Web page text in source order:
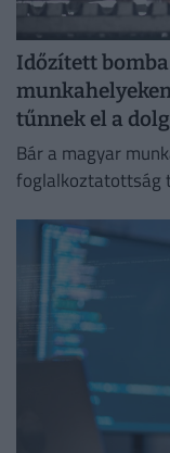
Időzített
tűnnek el a
Bár a magyar
foglalkoztatottság